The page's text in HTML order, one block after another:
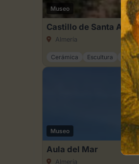
Museo
Castillo de Santa Ana
Almería
Cerámica Escultura +3
Museo
Aula del Mar
Almería